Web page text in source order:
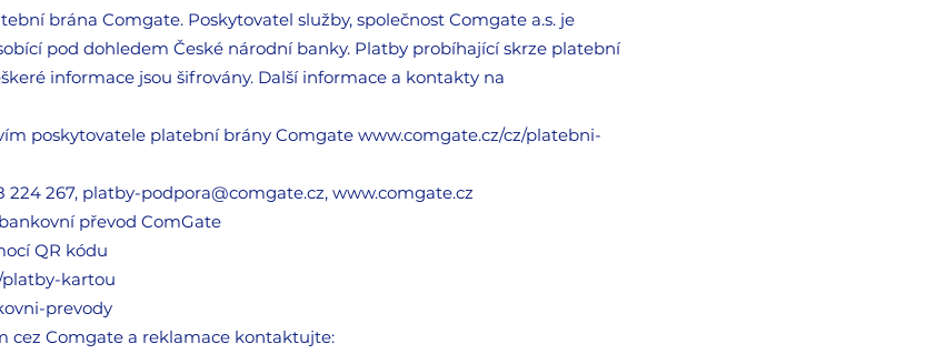
brána Comgate. Poskytovatel služby, společnost Comgate a.s. je
pod dohledem České národní banky. Platby probíhající skrze platební
informace jsou šifrovány. Další informace a kontakty na
poskytovatele platební brány Comgate www.comgate.cz/cz/platebni-
224 267, platby-podpora@comgate.cz, www.comgate.cz
převod ComGate
QR kódu
platby-kartou
prevody
cez Comgate a reklamace kontaktujte: